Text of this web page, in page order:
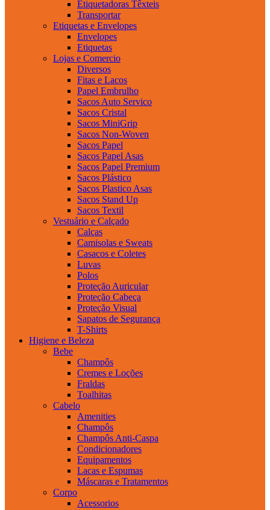
Etiquetadoras Têxteis
Transportar
Etiquetas e Envelopes
Envelopes
Etiquetas
Lojas e Comercio
Diversos
Fitas e Lacos
Papel Embrulho
Sacos Auto Servico
Sacos Cristal
Sacos MiniGrip
Sacos Non-Woven
Sacos Papel
Sacos Papel Asas
Sacos Papel Premium
Sacos Plástico
Sacos Plastico Asas
Sacos Stand Up
Sacos Textil
Vestuário e Calçado
Calças
Camisolas e Sweats
Casacos e Coletes
Luvas
Polos
Proteção Auricular
Proteção Cabeça
Proteção Visual
Sapatos de Segurança
T-Shirts
Higiene e Beleza
Bebe
Champôs
Cremes e Loções
Fraldas
Toalhitas
Cabelo
Amenities
Champôs
Champôs Anti-Caspa
Condicionadores
Equipamentos
Lacas e Espumas
Máscaras e Tratamentos
Corpo
Acessorios